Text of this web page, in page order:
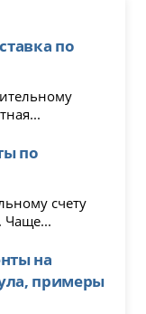
по
по
счету
Чаще...
на
примеры